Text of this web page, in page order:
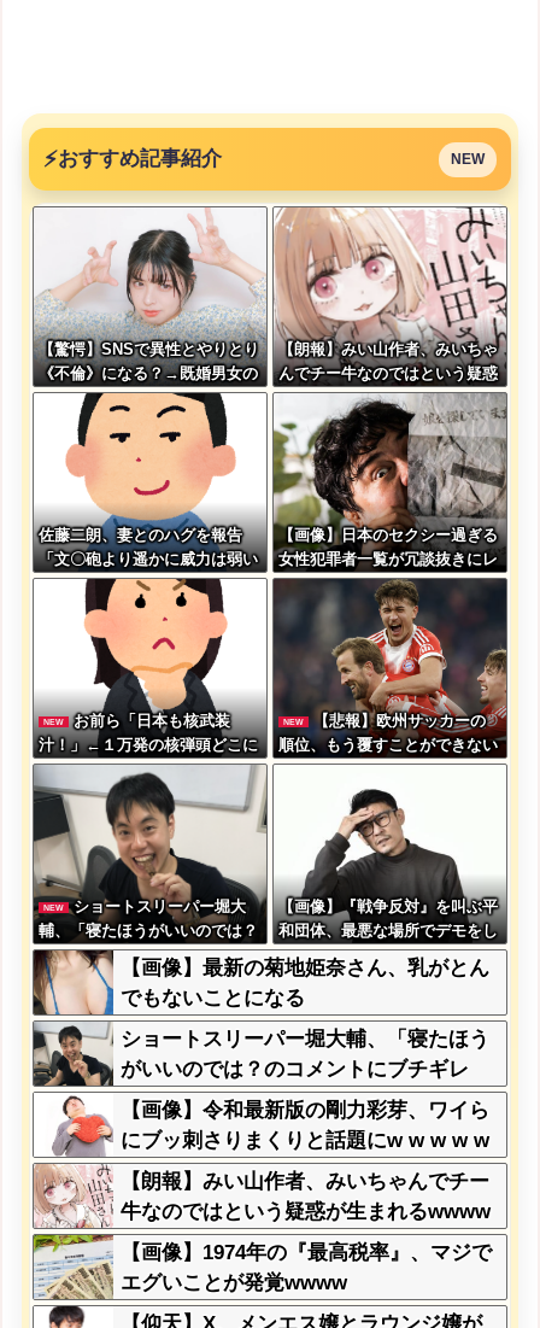
⚡おすすめ記事紹介 NEW
【驚愕】SNSで異性とやりとり
《不倫》になる？→既婚男女の
約7割がまさかの『こう』回答
してしまうw w w w w w w w
【朗報】みい山作者、みいちゃ
んでチー牛なのではという疑惑
が生まれるwwwwwww
佐藤二朗、妻とのハグを報告
「文〇砲より遥かに威力は弱い
が、僕のノロケ砲をお見舞いす
【画像】日本のセクシー過ぎる
女性犯罪者一覧が冗談抜きにレ
ベル高過ぎる件w w w w w w
w w w
NEW
お前ら「日本も核武装
汁！」←１万発の核弾頭どこに
NEW
【悲報】欧州サッカーの
順位、もう覆すことができない
レベルで固定される
NEW
ショートスリーパー堀大
輔、「寝たほうがいいのでは？
のコメントにブチギレ
【画像】『戦争反対』を叫ぶ平
和団体、最悪な場所でデモをし
てしまう
【画像】最新の菊地姫奈さん、乳がとん
でもないことになる
ショートスリーパー堀大輔、「寝たほう
がいいのでは？のコメントにブチギレ
【画像】令和最新版の剛力彩芽、ワイら
にブッ刺さりまくりと話題にw w w w w
w w w w w w w w
【朗報】みい山作者、みいちゃんでチー
牛なのではという疑惑が生まれるwwww
www
【画像】1974年の『最高税率』、マジで
エグいことが発覚wwww